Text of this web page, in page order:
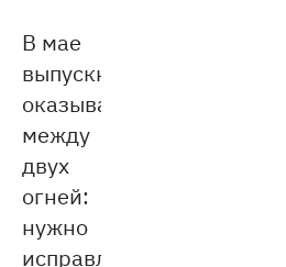
В мае
выпускник
оказывается
между
двух
огней:
нужно
исправлять